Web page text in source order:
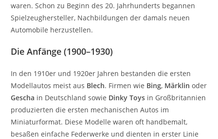
waren. Schon zu Beginn des 20. Jahrhunderts begannen
Spielzeughersteller, Nachbildungen der damals neuen
Automobile herzustellen.
Die Anfänge (1900–1930)
In den 1910er und 1920er Jahren bestanden die ersten
Modellautos meist aus Blech. Firmen wie Bing, Märklin oder
Gescha in Deutschland sowie Dinky Toys in Großbritannien
produzierten die ersten mechanischen Autos im
Miniaturformat. Diese Modelle waren oft handbemalt,
besaßen einfache Federwerke und dienten in erster Linie